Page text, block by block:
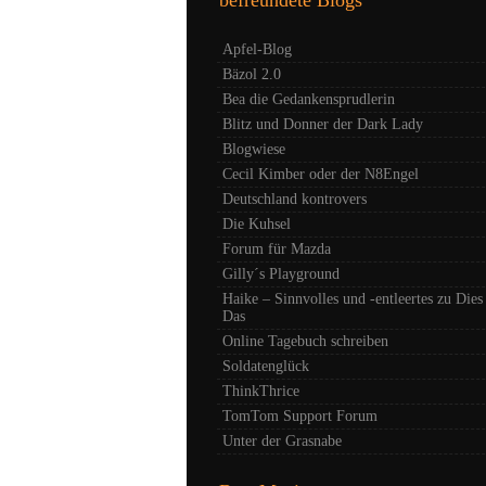
Apfel-Blog
Bäzol 2.0
Bea die Gedankensprudlerin
Blitz und Donner der Dark Lady
Blogwiese
Cecil Kimber oder der N8Engel
Deutschland kontrovers
Die Kuhsel
Forum für Mazda
Gilly´s Playground
Haike – Sinnvolles und -entleertes zu Dies
Das
Online Tagebuch schreiben
Soldatenglück
ThinkThrice
TomTom Support Forum
Unter der Grasnabe